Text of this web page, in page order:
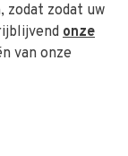
zodat zodat uw
onze
van onze